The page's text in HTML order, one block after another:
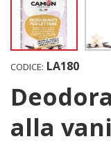
CODICE: LA180
Deodorante per lettiera
alla